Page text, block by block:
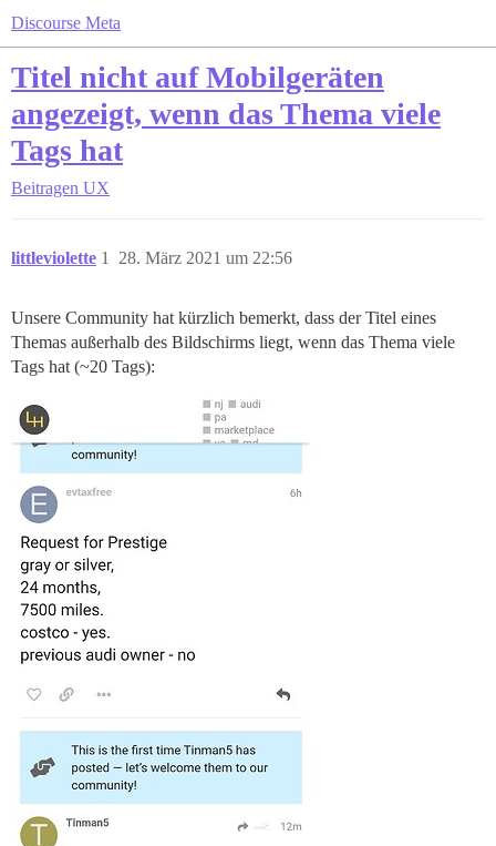
Discourse Meta
Titel nicht auf Mobilgeräten
angezeigt, wenn das Thema viele
Tags hat
Beitragen UX
littleviolette 28. März 2021 um 22:56
1
Unsere Community hat kürzlich bemerkt, dass der Titel eines
Themas außerhalb des Bildschirms liegt, wenn das Thema viele
Tags hat (~20 Tags):